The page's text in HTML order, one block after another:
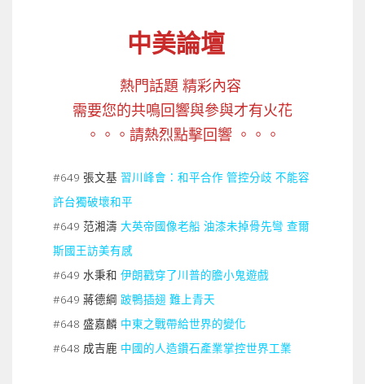
中美論壇
熱門話題 精彩內容
需要您的共鳴回響與參與才有火花
。。。請熱烈點擊回響 。。。
#649 張文基 習川峰會：和平合作 管控分歧 不能容
許台獨破壞和平
#649 范湘濤 大英帝國像老船 油漆未掉骨先彎 查爾
斯國王訪美有感
#649 水秉和 伊朗戳穿了川普的膽小鬼遊戲
#649 蔣德綱 跛鴨插翅 難上青天
#648 盛嘉麟 中東之戰帶給世界的變化
#648 成吉鹿 中國的人造鑽石產業掌控世界工業